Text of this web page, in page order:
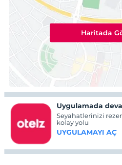
Haritada
Uygulamada
Seyahatlerinizi
kolay yolu
UYGULAMAYI AÇ